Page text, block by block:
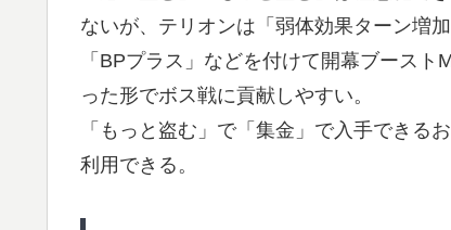
ないが、テリオンは「弱体効果ターン増
「BPプラス」などを付けて開幕ブース
った形でボス戦に貢献しやすい。
「もっと盗む」で「集金」で入手できる
利用できる。